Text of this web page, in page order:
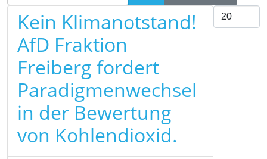
Anzeige #
Kein Klimanotstand!
AfD Fraktion
Freiberg fordert
Paradigmenwechsel
in der Bewertung
von Kohlendioxid.